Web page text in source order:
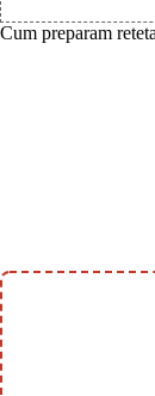
Cum preparam